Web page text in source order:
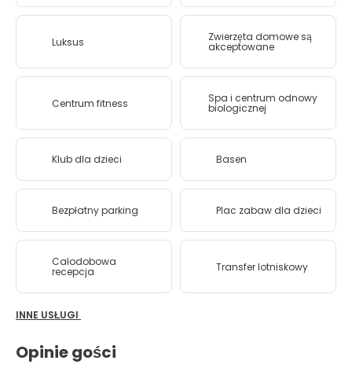
Luksus Zwierzęta domowe są
akceptowane
Centrum fitness Spa i centrum odnowy
biologicznej
Klub dla dzieci Basen
Bezpłatny parking Plac zabaw dla dzieci
Całodobowa
recepcja Transfer lotniskowy
INNE USŁUGI
Opinie gości